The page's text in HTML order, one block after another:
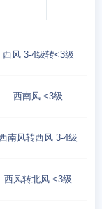
西风 3-4级转<3级
西南风 <3级
南风转西风 3-4级
西风转北风 <3级